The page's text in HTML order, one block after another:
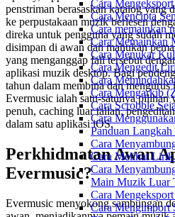
Cara
Cara Mencipta
Cara memainkan
Cara Memainkan
Cara Menukar
Cara Mengedit
Cara
Cara Mengarkib
Cara Scrobble
Cara
Panduan
Cara
Cara Melihat
Cara
Main Muzik Luar
Cara
Cara Mengimport
penstriman berasaskan katalog yang
ke perpustakaan muzik berlesen
direka untuk pengguna yang sudah
disimpan di awan dan mahukan
yang menganggap fail tersebut
aplikasi muzik desktop. Bagi
tahun dalam membina dan
Evermusic ialah satu-satunya pilihan
penuh, caching luar talian,
dalam satu aplikasi iOS.
Perkhidmatan Awan
Evermusic?
Evermusic menyokong sambungan